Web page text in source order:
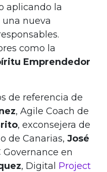
aplicando la
nueva
como la
Emprendedor
de referencia de
, Agile Coach de
, exconsejera de
de Canarias, José
Governance en
, Digital Project